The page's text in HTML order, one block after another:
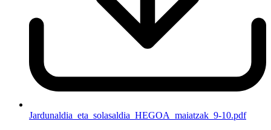
Jardunaldia_eta_solasaldia_HEGOA_maiatzak_9-10.pdf